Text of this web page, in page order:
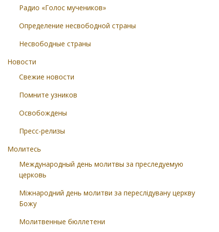
Радио «Голос мучеников»
Определение несвободной страны
Несвободные страны
Новости
Свежие новости
Помните узников
Освобождены
Пресс-релизы
Молитесь
Международный день молитвы за преследуемую
церковь
Міжнародний день молитви за переслідувану церкву
Божу
Молитвенные бюллетени